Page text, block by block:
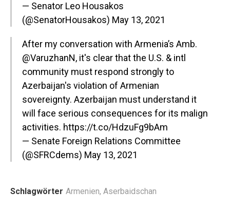
— Senator Leo Housakos
(@SenatorHousakos) May 13, 2021
After my conversation with Armenia’s Amb.
@VaruzhanN, it's clear that the U.S. & intl
community must respond strongly to
Azerbaijan's violation of Armenian
sovereignty. Azerbaijan must understand it
will face serious consequences for its malign
activities. https://t.co/HdzuFg9bAm
— Senate Foreign Relations Committee
(@SFRCdems) May 13, 2021
Schlagwörter Armenien, Aserbaidschan